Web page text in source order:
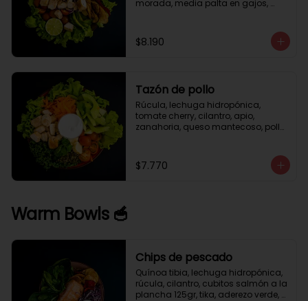
morada, media palta en gajos,
$8.190
Tazón de pollo
Rúcula, lechuga hidropónica,
tomate cherry, cilantro, apio,
zanahoria, queso mantecoso, pollo
$7.770
Warm Bowls 🥣
Chips de pescado
Quínoa tibia, lechuga hidropónica,
rúcula, cilantro, cubitos salmón a la
plancha 125gr, tika, aderezo verde,